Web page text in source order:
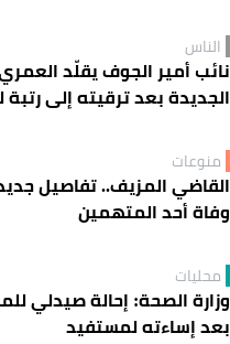
الناس
نائب أمير الجوف يقلّد
الجديدة بعد ترقيته إلى رتبة
منوعات
القاضي المزيف.. تفاصيل
وفاة أحد المتهمين
محليات
وزارة الصحة: إحالة صيدلي
بعد إساءته لمستفيد